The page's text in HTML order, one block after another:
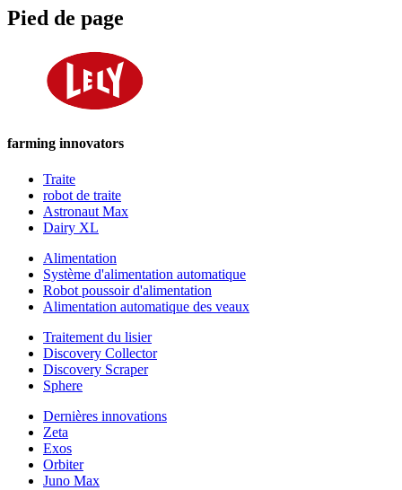
Pied de page
farming innovators
Traite
robot de traite
Astronaut Max
Dairy XL
Alimentation
Système d'alimentation automatique
Robot poussoir d'alimentation
Alimentation automatique des veaux
Traitement du lisier
Discovery Collector
Discovery Scraper
Sphere
Dernières innovations
Zeta
Exos
Orbiter
Juno Max